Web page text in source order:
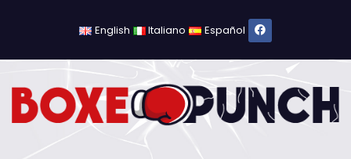
English Italiano Español